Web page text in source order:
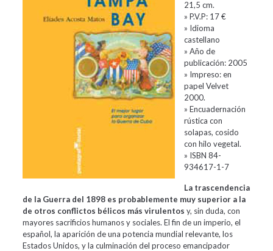
21,5 cm.
» P.V.P: 17 €
» Idioma
castellano
» Año de
publicación: 2005
» Impreso: en
papel Velvet
2000.
» Encuadernación
rústica con
solapas, cosido
con hilo vegetal.
» ISBN 84-
934617-1-7
La trascendencia
de la Guerra del 1898 es probablemente muy superior a la
de otros conflictos bélicos más virulentos y, sin duda, con
mayores sacrificios humanos y sociales. El fin de un imperio, el
español, la aparición de una potencia mundial relevante, los
Estados Unidos, y la culminación del proceso emancipador